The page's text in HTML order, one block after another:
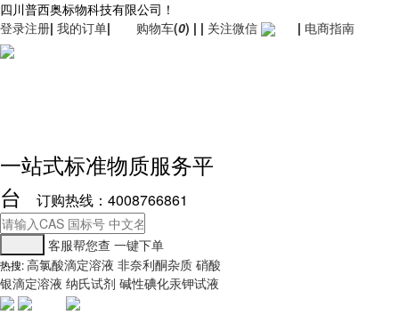
四川普西奥标物科技有限公司！
登录注册| 我的订单| 购物车(0) | | 关注微信 | 电商指南
一站式标准物质服务平
台
订购热线：4008766861
客服帮您查 一键下单
热搜:高氯酸滴定溶液 非奈利酮杂质 硝酸
银滴定溶液 纳氏试剂 碱性碘化汞钾试液